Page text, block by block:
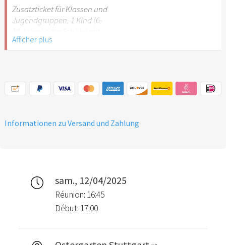
Stuttgart nicht
empfehlenswert.
Zusatzticket für Klassen und
Jugendgruppen. 1 Kind (6-
Schülerausweis.
Stuttgart nicht
empfehlenswert.
Afficher plus
Informationen zu Versand und Zahlung
sam., 12/04/2025
Réunion: 16:45
Début: 17:00